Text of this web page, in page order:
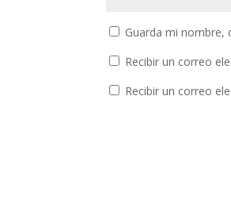
Guarda mi nombre,
Recibir un correo
Recibir un correo